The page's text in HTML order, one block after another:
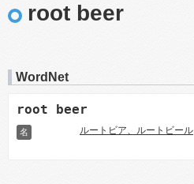
root beer
WordNet
root beer
名 ルートビア、ルートビール